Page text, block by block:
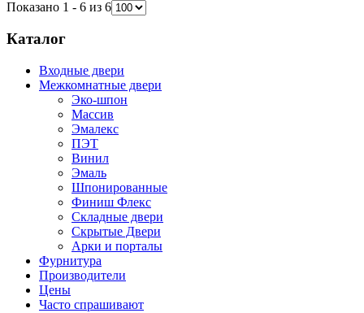
Показано 1 - 6 из 6
Каталог
Входные двери
Межкомнатные двери
Эко-шпон
Массив
Эмалекс
ПЭТ
Винил
Эмаль
Шпонированные
Финиш Флекс
Складные двери
Скрытые Двери
Арки и порталы
Фурнитура
Производители
Цены
Часто спрашивают